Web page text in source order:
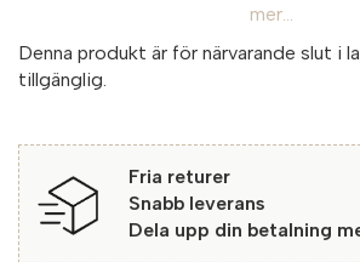
mer...
Denna produkt är för närvarande slut i
tillgänglig.
Fria returer
Snabb leverans
Dela upp din betalning